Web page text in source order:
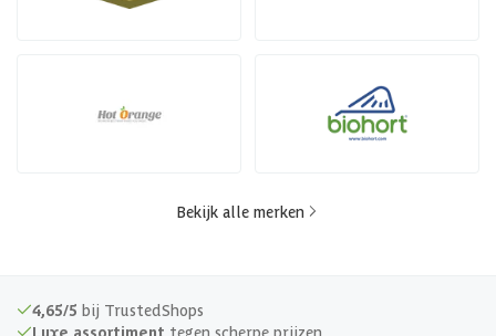
Bekijk alle merken
4,65/5 bij TrustedShops
Luxe assortiment tegen scherpe prijzen